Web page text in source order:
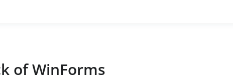
of WinForms